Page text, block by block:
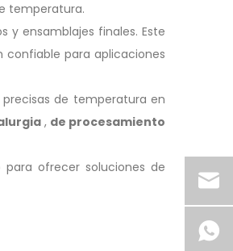
temperatura.
y ensamblajes finales. Este
para aplicaciones
de temperatura en
, de procesamiento
ofrecer soluciones de